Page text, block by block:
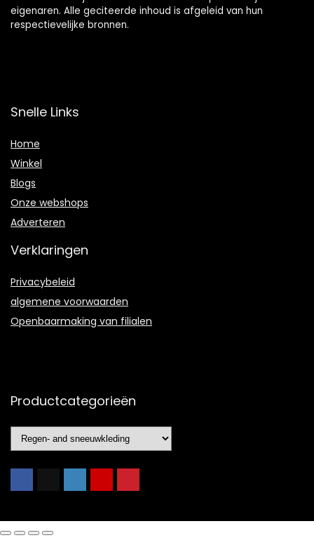
eigenaren. Alle geciteerde inhoud is afgeleid van hun
respectievelijke bronnen.
Snelle Links
Home
Winkel
Blogs
Onze webshops
Adverteren
Verklaringen
Privacybeleid
algemene voorwaarden
Openbaarmaking van filialen
Productcategorieën